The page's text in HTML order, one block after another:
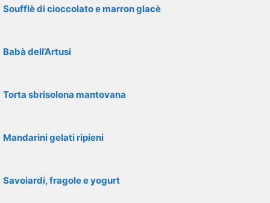
Soufflè di cioccolato e marron glacè
Babà dell’Artusi
Torta sbrisolona mantovana
Mandarini gelati ripieni
Savoiardi, fragole e yogurt